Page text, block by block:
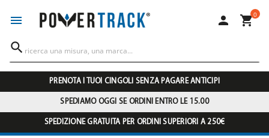
  0

PRENOTA I TUOI CINGOLI SENZA PAGARE ANTICIPI
SPEDIAMO OGGI SE ORDINI ENTRO LE 15.00
SPEDIZIONE GRATUITA PER ORDINI SUPERIORI A 250€